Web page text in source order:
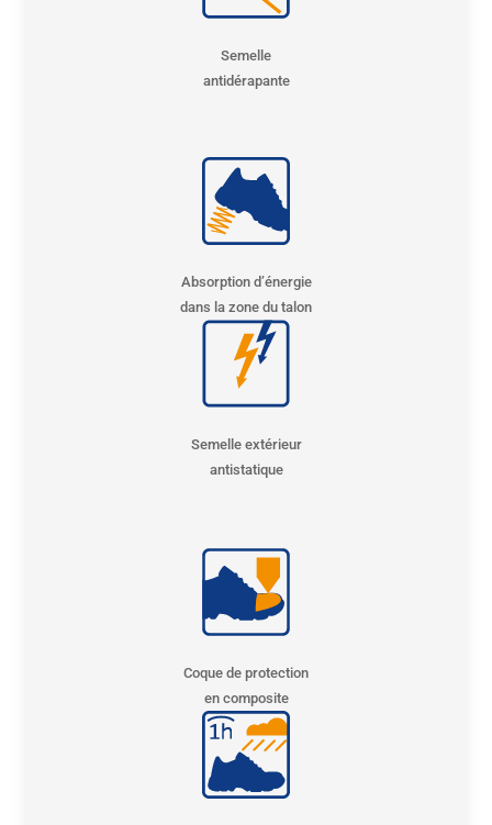
Semelle
antidérapante
Absorption d’énergie
dans la zone du talon
Semelle extérieur
antistatique
Coque de protection
en composite